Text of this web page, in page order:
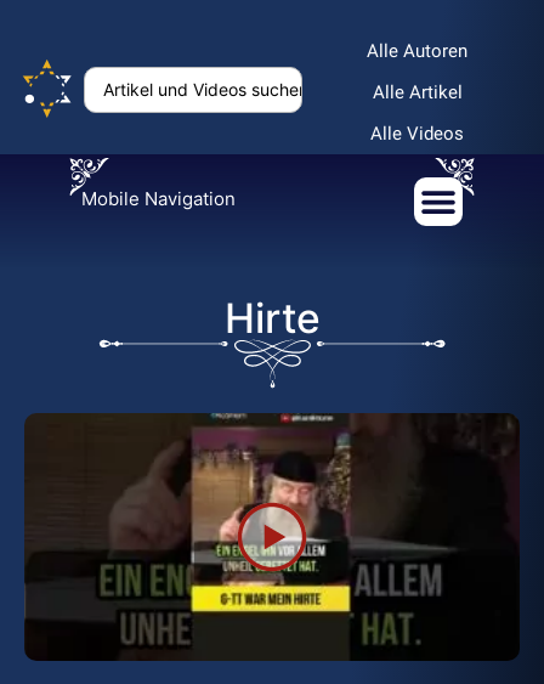
Alle Autoren
Alle Artikel
Alle Videos
Mobile Navigation
Hirte